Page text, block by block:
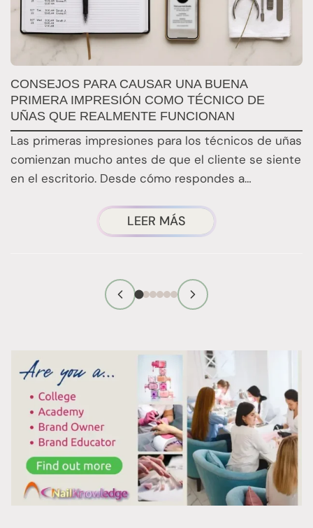
CONSEJOS PARA CAUSAR UNA BUENA
PRIMERA IMPRESIÓN COMO TÉCNICO DE
UÑAS QUE REALMENTE FUNCIONAN
Las primeras impresiones para los técnicos de uñas
comienzan mucho antes de que el cliente se siente
en el escritorio. Desde cómo respondes a…
LEER MÁS CONSEJOS
EFICACES
CAUSAR
UNA
IMPRESIÓN
COMO
TÉCNICO
DE
MANICURA